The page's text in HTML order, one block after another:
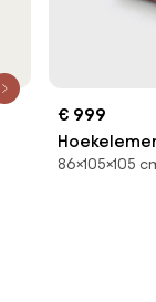
€ 999
86×105×105